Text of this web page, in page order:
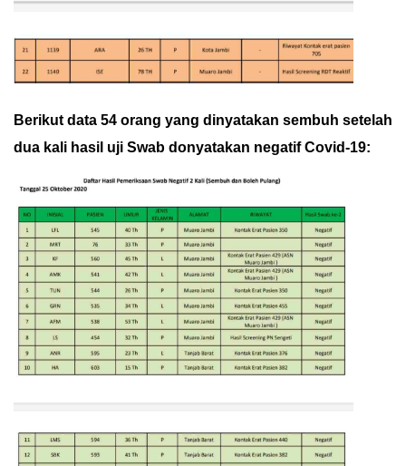
Berikut data 54 orang yang dinyatakan sembuh setelah
dua kali hasil uji Swab donyatakan negatif Covid-19: